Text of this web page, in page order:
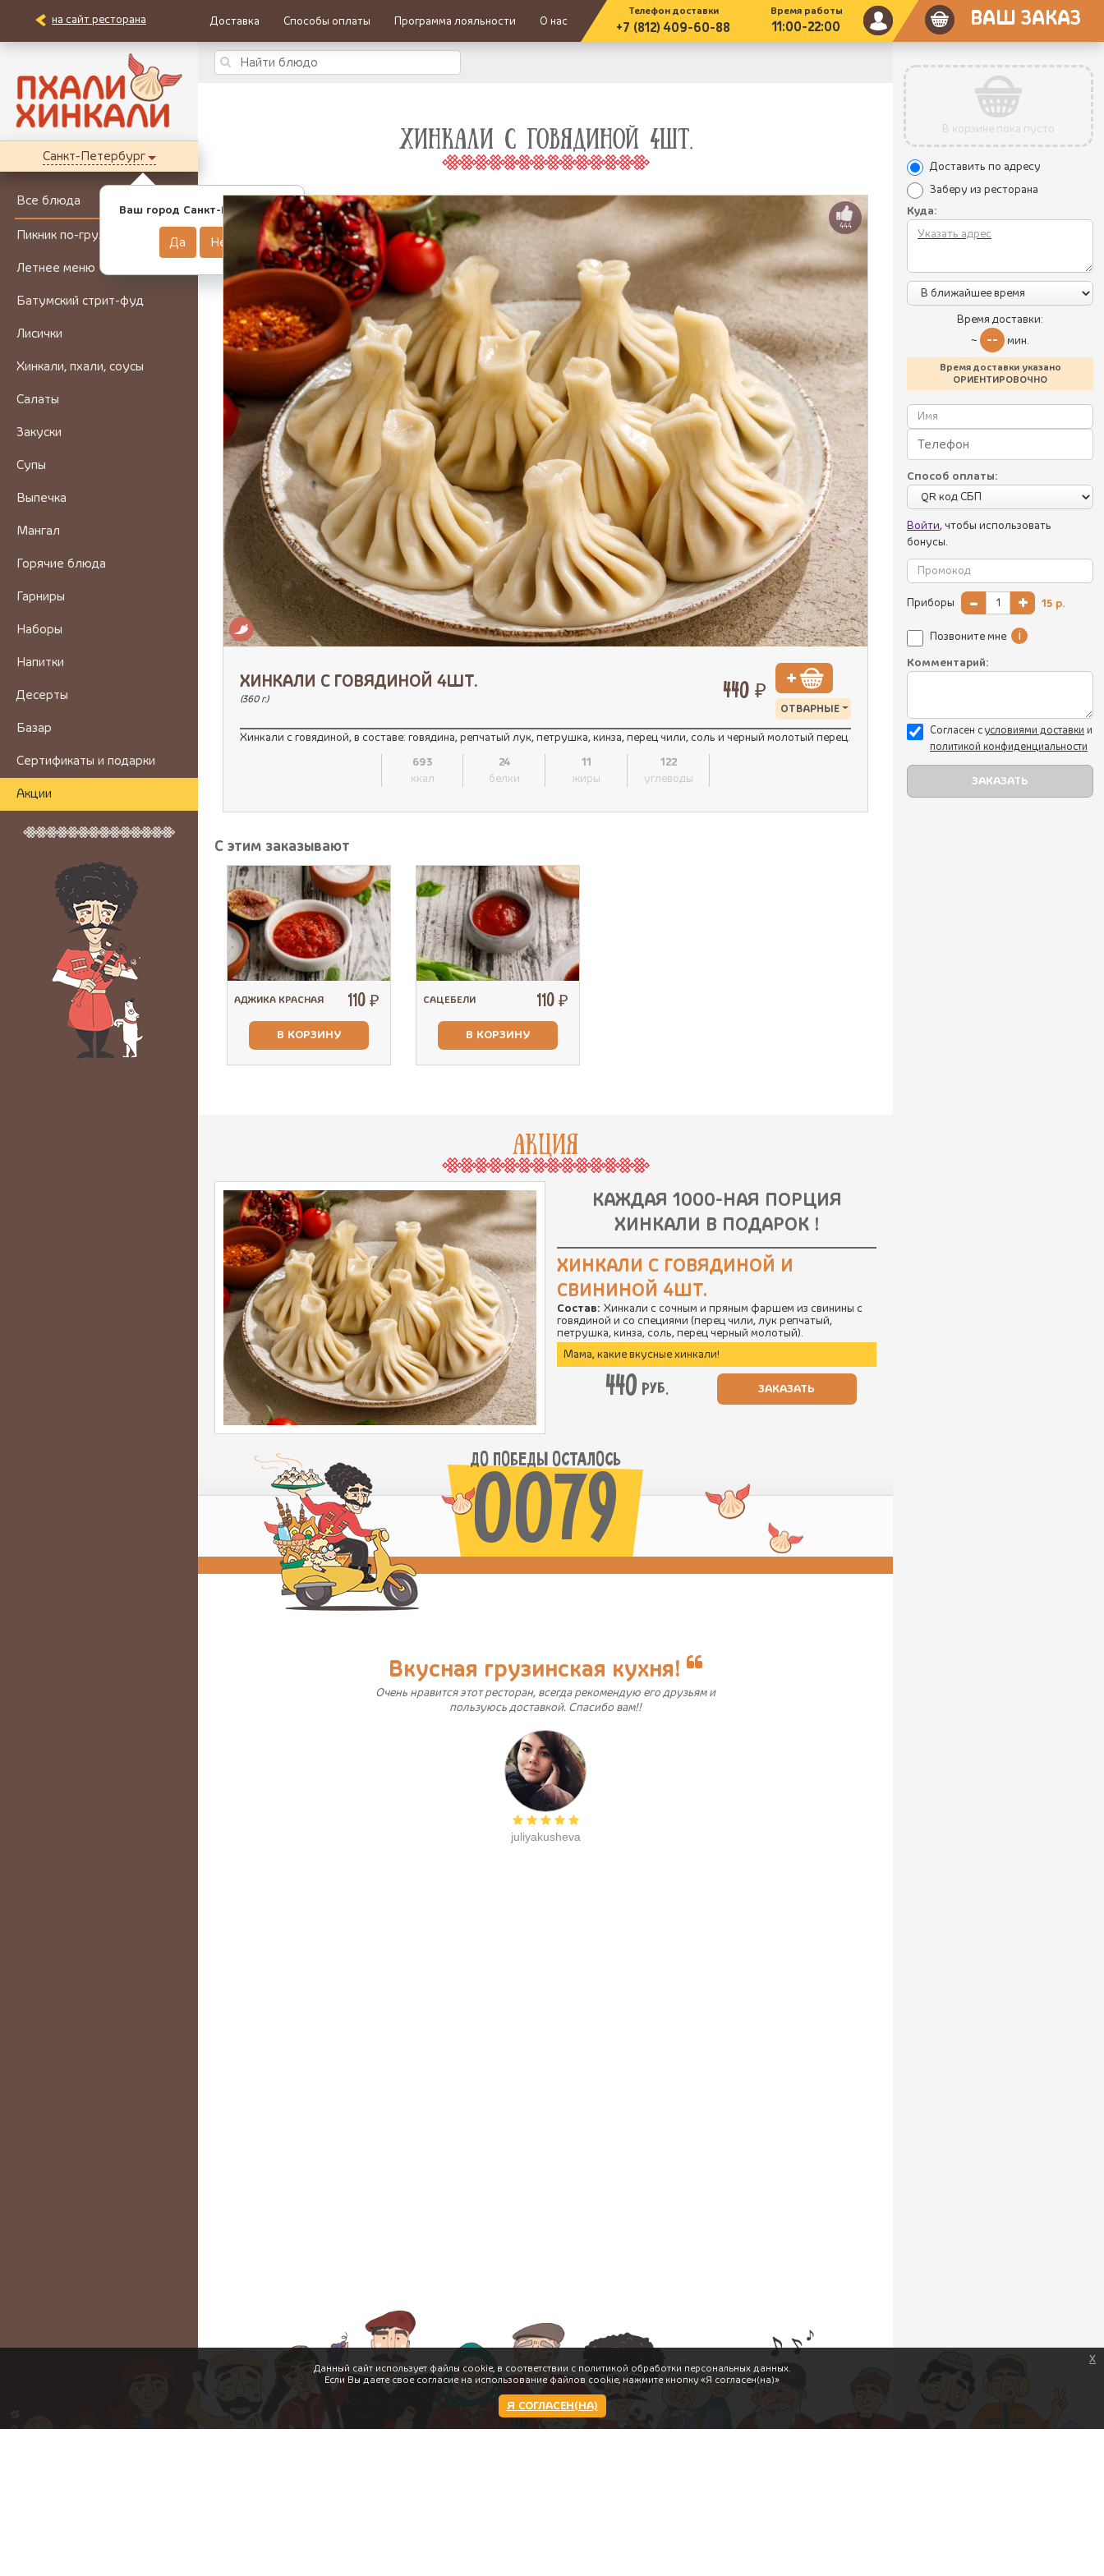
на сайт ресторана Доставка Способы оплаты Программа лояльности О нас
Телефон доставки
+7 (812) 409-60-88
Время работы
11:00-22:00 ВАШ ЗАКАЗ
Санкт-Петербург
Ваш город Санкт-Петербург?
Да Нет
Все блюда
Пикник по-грузински
Летнее меню
Батумский стрит-фуд
Лисички
Хинкали, пхали, соусы
Салаты
Закуски
Супы
Выпечка
Мангал
Горячие блюда
Гарниры
Наборы
Напитки
Десерты
Базар
Сертификаты и подарки
Акции
ХИНКАЛИ С ГОВЯДИНОЙ 4ШТ.
444
ХИНКАЛИ С ГОВЯДИНОЙ 4ШТ.
(360 г.) 440 ₽
ОТВАРНЫЕ
Хинкали с говядиной, в составе: говядина, репчатый лук, петрушка, кинза, перец чили, соль и черный молотый перец.
693
ккал
24
белки
11
жиры
122
углеводы
С этим заказывают
АДЖИКА КРАСНАЯ 110 ₽
В КОРЗИНУ
САЦЕБЕЛИ 110 ₽
В КОРЗИНУ
АКЦИЯ
КАЖДАЯ 1000-НАЯ ПОРЦИЯ
ХИНКАЛИ В ПОДАРОК !
ХИНКАЛИ С ГОВЯДИНОЙ И
СВИНИНОЙ 4ШТ.
Состав: Хинкали с сочным и пряным фаршем из свинины с
говядиной и со специями (перец чили, лук репчатый,
петрушка, кинза, соль, перец черный молотый).
Мама, какие вкусные хинкали!
440 руб.
ДО ПОБЕДЫ ОСТАЛОСЬ
0079
Вкусная грузинская кухня!
Очень нравится этот ресторан, всегда рекомендую его друзьям и
пользуюсь доставкой. Спасибо вам!!
juliyakusheva
В корзине пока пусто
Доставить по адресу
Заберу из ресторана
Куда:
Время доставки:
~
-- мин.
Время доставки указано
ОРИЕНТИРОВОЧНО
Способ оплаты:
Войти, чтобы использовать
бонусы.
Приборы - + 15 р.
Позвоните мне i
Комментарий:
Согласен суcловиями доставки и
политикой конфиденциальности
Данный сайт использует файлы cookie, в соответствии с политикой обработки персональных данных.
Если Вы даете свое согласие на использование файлов cookie, нажмите кнопку «Я согласен(на)»
Я СОГЛАСЕН(НА)
x